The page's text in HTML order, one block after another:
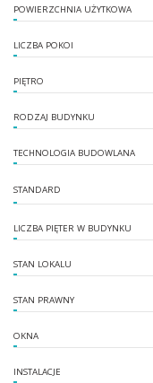
POWIERZCHNIA UŻYTKOWA
LICZBA POKOI
PIĘTRO
RODZAJ BUDYNKU
TECHNOLOGIA BUDOWLANA
STANDARD
LICZBA PIĘTER W BUDYNKU
STAN LOKALU
STAN PRAWNY
OKNA
INSTALACJE